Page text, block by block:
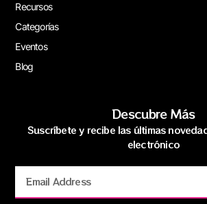
Recursos
Categorías
Eventos
Blog
Descubre Más
Suscríbete y recibe las últimas
electrónico